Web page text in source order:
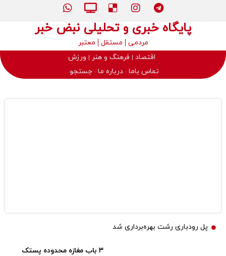
پایگاه خبری و تحلیلی نبض خبر
مردمی مستقل
معتبر
اقتصاد
فرهنگ و هنر
ورزش
تماس باما درباره ما جستجو
پل رودباری رشت بهره‌برداری شد
۳ باب مغازه محدوده پستک